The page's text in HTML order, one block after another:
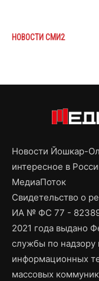
НОВОСТИ СМИ2
Новости Йошкар-
интересное в
МедиаПоток
Свидетельство о
ИА № ФС 77 - 82389
2021 года выдано
службы по надзору
информационных
массовых